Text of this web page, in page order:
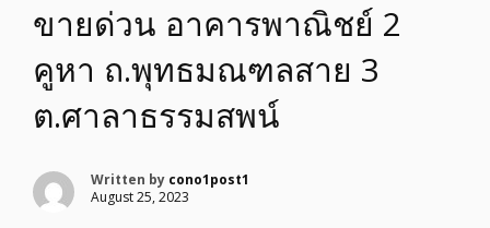
ขายด่วน อาคารพาณิชย์ 2
คูหา ถ.พุทธมณฑลสาย 3
ต.ศาลาธรรมสพน์
Written by cono1post1
August 25, 2023